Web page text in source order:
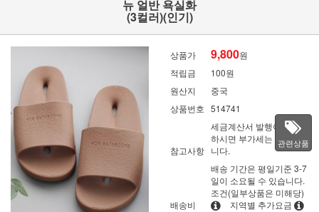
뉴 얼반 욕실화
(3컬러)(인기)
상품가 9,800원
적립금
100원
원산지
중국
상품번호 514741
참고사항
세금계산서 발행이 필요
하시면 부가세는 별도입
니다.
배송비
배송 기간은 평일기준 3-7
일이 소요될 수 있습니다.
조건(일부상품은 미해당)
지역별 추가요금
관련상품